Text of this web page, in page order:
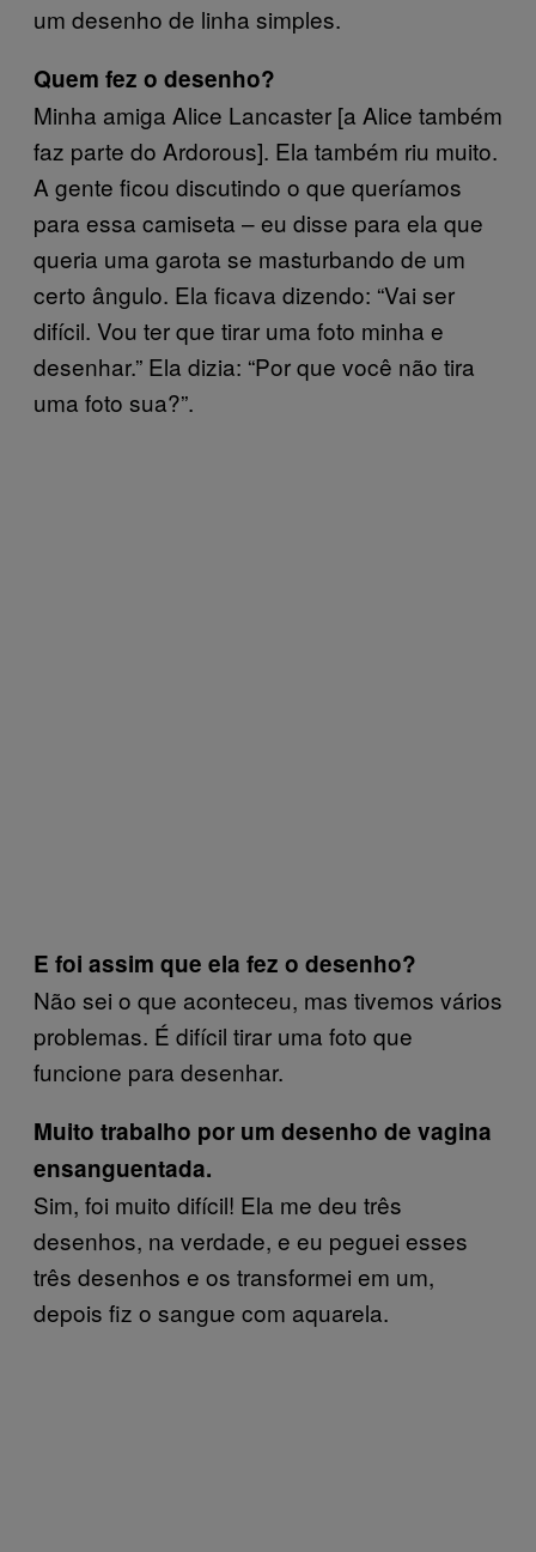
um desenho de linha simples.
Quem fez o desenho?
Minha amiga Alice Lancaster [a Alice também
faz parte do Ardorous]. Ela também riu muito.
A gente ficou discutindo o que queríamos
para essa camiseta – eu disse para ela que
queria uma garota se masturbando de um
certo ângulo. Ela ficava dizendo: “Vai ser
difícil. Vou ter que tirar uma foto minha e
desenhar.” Ela dizia: “Por que você não tira
uma foto sua?”.
E foi assim que ela fez o desenho?
Não sei o que aconteceu, mas tivemos vários
problemas. É difícil tirar uma foto que
funcione para desenhar.
Muito trabalho por um desenho de vagina
ensanguentada.
Sim, foi muito difícil! Ela me deu três
desenhos, na verdade, e eu peguei esses
três desenhos e os transformei em um,
depois fiz o sangue com aquarela.